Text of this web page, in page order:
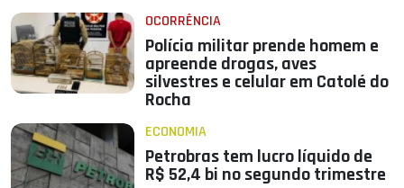
OCORRÊNCIA
Polícia militar prende homem e
apreende drogas, aves
silvestres e celular em Catolé do
Rocha
ECONOMIA
Petrobras tem lucro líquido de
R$ 52,4 bi no segundo trimestre